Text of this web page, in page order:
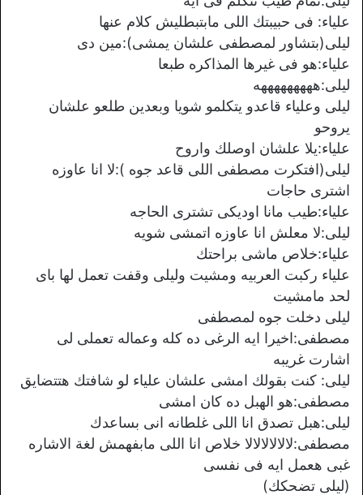
علياء: فى حبيبتك اللى مابتبطليش كلام عنها
ليلى(بتشاور لمصطفى علشان يمشى):مين دى
علياء:هو فى غيرها المذاكره طبعا
ليلى:هههههههههه
ليلى وعلياء قاعدو يتكلمو شويا وبعدين طلعو علشان
يروحو
علياء:يلا علشان اوصلك واروح
ليلى(افتكرت مصطفى اللى قاعد جوه ):لا انا عاوزه
اشترى حاجات
علياء:طيب مانا اوديكى تشترى الحاجه
ليلى:لا معلش انا عاوزه اتمشى شويه
علياء:خلاص ماشى براحتك
علياء ركبت العربيه ومشيت وليلى وقفت تعمل لها باى
لحد مامشيت
ليلى دخلت جوه لمصطفى
مصطفى:اخيرا ايه الرغى ده كله وعماله تعملى لى
اشارت غريبه
ليلى: كنت بقولك امشى علشان علياء لو شافتك هتتضايق
مصطفى:هو الهبل ده كان امشى
ليلى:هبل تصدق انا اللى غلطانه انى بساعدك
مصطفى:لالالالالالا خلاص انا اللى مابفهمش لغة الاشاره
غبى هعمل ايه فى نفسى
(ليلى تضحكك)